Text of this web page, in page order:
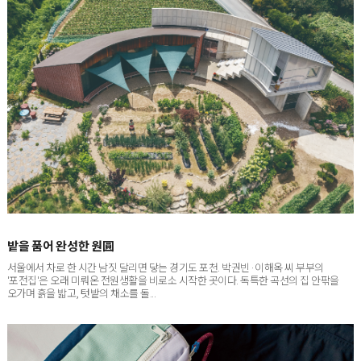
서울에서 차로 한 시간 남짓 달리면 닿는 경기도 포천. 박권빈·이해옥 씨 부부의
'포전집'은 오래 미뤄온 전원생활을 비로소 시작한 곳이다. 독특한 곡선의 집 안팎을
오가며 흙을 밟고, 텃밭의 채소를 돌...